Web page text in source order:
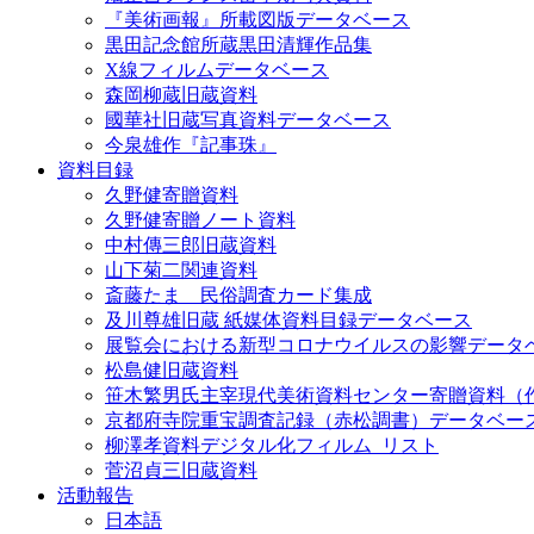
『美術画報』所載図版データベース
黒田記念館所蔵黒田清輝作品集
X線フィルムデータベース
森岡柳蔵旧蔵資料
國華社旧蔵写真資料データベース
今泉雄作『記事珠』
資料目録
久野健寄贈資料
久野健寄贈ノート資料
中村傳三郎旧蔵資料
山下菊二関連資料
斎藤たま 民俗調査カード集成
及川尊雄旧蔵 紙媒体資料目録データベース
展覧会における新型コロナウイルスの影響データ
松島健旧蔵資料
笹木繁男氏主宰現代美術資料センター寄贈資料（
京都府寺院重宝調査記録（赤松調書）データベー
柳澤孝資料デジタル化フィルム_リスト
菅沼貞三旧蔵資料
活動報告
日本語